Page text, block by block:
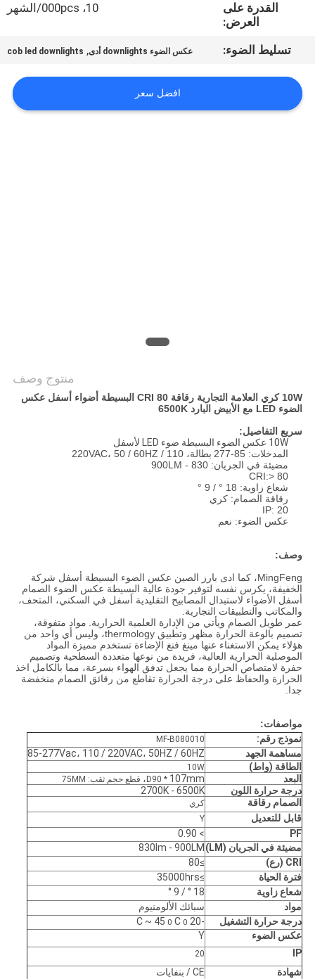
اطلب
اقتباس
القدرة على
العرض:
10، 000pcs/الشهر
تسليط الضوء: عكس الضوء downlights أدى ,
cob led downlights
افضل سعر
منتوج وصف
10W كري العلامة التجارية رقاقة CRI 80 البسيطة أضواء أسفل عكس
الضوء LED مع الأبيض البارد 6500K
سريع التفاصيل:
10W عكس الضوء البسيطة ضوء LED لأسفل
المدخلات: 85-277
بطالة، 110 / 220VAC، 50 / 60HZ
مضيئة في الجريان: 830 - 900LM
CRI:> 80
شعاع زاوية: 18 ° / 9 °
رقاقة الصمام: كري
IP: 20
عكس الضوء: نعم
وصف:
MingFeng، كما ادى بارز الصين عكس الضوء البسيطة أسفل شركة
الخفيفة، يكرس نفسه لتوفير جودة عالية البسيطة عكس الضوء الصمام
أسفل الأضواء لاستبدال المصابيح التقليدية أسفل في السكني، المتحف،
والمكاتب والتطبيقات التجارية.
عمر طويل الصمام ويأتي من الإدارة العلمية الحرارية. مواد متفوقة،
تصميم بالوعة الحرارة مظهر وتطبيق thermology، وليس أي واحد من
هؤلاء يمكن الاستغناء عنها مينغ فنغ الإضاءة تستخدم مميزة المواد
الموصلية الحرارية العالية، فريدة من نوعها متعددة السطحية وتصميم
حفرة لامتصاص الحرارة مما يجعل تدفق الهواء بسرعة، مما بالكامل اخذ
الحرارة والحفاظ على درجة الحرارة تقاطع من رقائق الصمام منخفضة
جدا.
مواصفات:
نموذج رقم:
MF-B080010
مساهمة الجهد 85-277Vac، 110 / 220VAC، 50HZ / 60HZ
الطاقة (واط)
10W
البعد D90 * 107mm، قطع حجم ثقب: 75MM
درجة حرارة اللون
2700K - 6500K
الصمام رقاقة
كري
قابل للتعديل Y
PF
> 0.90
مضيئة في الجريان (LM)
830lm - 900LM
CRI (رع)
≥80
فترة الحياة
≥35000hrs
شعاع زاوية
18 ° / 9 °
مواد
سبائك الألومنيوم
درجة حرارة التشغيل
-20
0
0 C
عكس الضوء
Y
IP
20
شهادة
CE / بنفايات